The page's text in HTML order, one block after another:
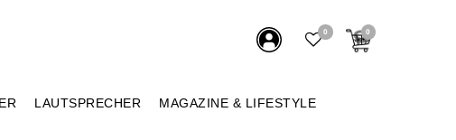
0 0
LAUTSPRECHER MAGAZINE & LIFESTYLE